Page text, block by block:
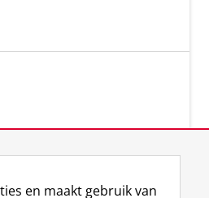
en maakt gebruik van